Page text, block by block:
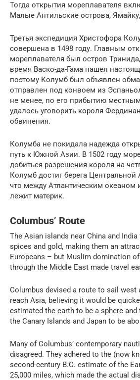
Тогда открытия мореплавателя
Малые Антильские острова,
Третья экспедиция Христофора
совершена в 1498 году. Главным
мореплавателя был остров
время Васко-да-Гама нашел
поэтому Колумб был объявлен
отправлен под конвоем из
не менее, по его прибытию
удалось уговорить короля
обвинения.
Колумба не покидала надежда
путь к Южной Азии. В 1502 году
добиться разрешения короля на
Колумб достиг берега Центральной
что между Атлантическим
лежит материк.
Columbus’ Route
The Asian islands near China and
spices and gold, making them an
Europeans – but Muslim domination
through the Middle East made travel
Columbus devised a route to sail
reach Asia, believing it would be
estimated the earth to be a sphere
the Canary Islands and Japan to be
Many of Columbus’ contemporary
disagreed. They adhered to the (now
second-century B.C. estimate of the
25,000 miles, which made the actual